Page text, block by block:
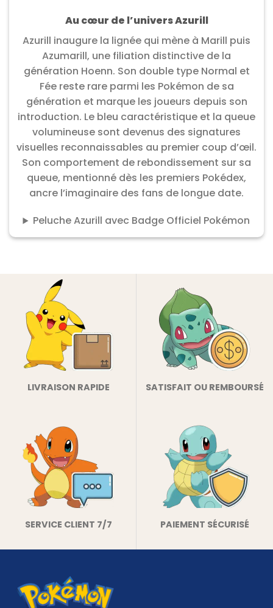
Au cœur de l’univers Azurill
Azurill inaugure la lignée qui mène à Marill puis
Azumarill, une filiation distinctive de la
génération Hoenn. Son double type Normal et
Fée reste rare parmi les Pokémon de sa
génération et marque les joueurs depuis son
introduction. Le bleu caractéristique et la queue
volumineuse sont devenus des signatures
visuelles reconnaissables au premier coup d’œil.
Son comportement de rebondissement sur sa
queue, mentionné dès les premiers Pokédex,
ancre l’imaginaire des fans de longue date.
Peluche Azurill avec Badge Officiel Pokémon
LIVRAISON RAPIDE SATISFAIT OU REMBOURSÉ
SERVICE CLIENT 7/7 PAIEMENT SÉCURISÉ